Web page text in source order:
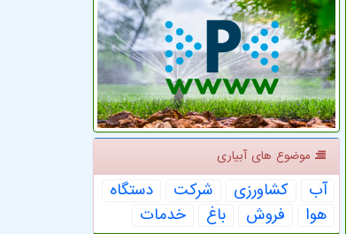
موضوع های آبیاری
آب كشاورزی شركت
دستگاه
هوا
فروش باغ خدمات